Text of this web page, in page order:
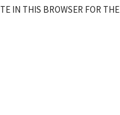
IN THIS BROWSER FOR THE